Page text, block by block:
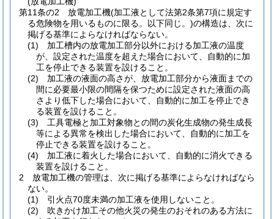
第11条の2
放電加工機(加工液として法第2条第7項に規定す
る危険物を用いるものに限る。以下同じ。)の構造は、次に
掲げる基準によらなければならない。
(1)
加工槽内の放電加工部分以外における加工液の温度
が、設定された温度を超えた場合において、自動的に加
工を停止できる装置を設けること。
(2)
加工液の液面の高さが、放電加工部分から液面までの
間に必要最小限の間隔を保つために設定された液面の高
さより低下した場合において、自動的に加工を停止でき
る装置を設けること。
(3)
工具電極と加工対象物との間の炭化生成物の発生成長
等による異常を検出した場合において、自動的に加工を
停止できる装置を設けること。
(4)
加工液に着火した場合において、自動的に消火できる
装置を設けること。
2
放電加工機の管理は、次に掲げる基準によらなければなら
ない。
(1)
引火点70度未満の加工液を使用しないこと。
(2)
吹きかけ加工その他火災の発生のおそれのある方法に